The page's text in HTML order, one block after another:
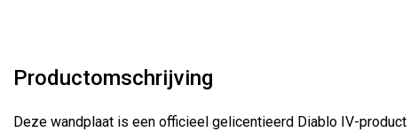
Productomschrijving
Deze wandplaat is een officieel gelicentieerd Diablo IV-